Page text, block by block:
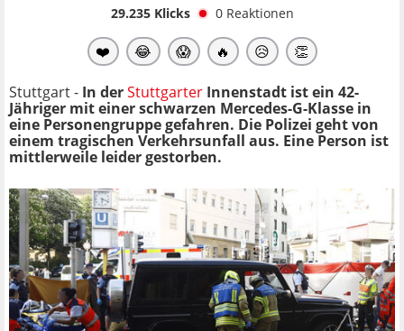
29.235Klicks 0 Reaktionen
❤️ 😂 😱 🔥 😥 👏
Stuttgart - In derStuttgarter Innenstadt ist ein 42-
Jähriger mit einer schwarzen Mercedes-G-Klasse in
eine Personengruppe gefahren. Die Polizei geht von
einem tragischen Verkehrsunfall aus. Eine Person ist
mittlerweile leider gestorben.